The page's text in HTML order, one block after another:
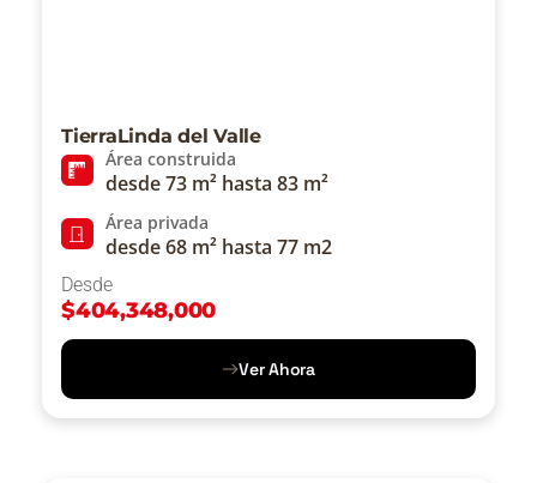
TierraLinda del Valle
Área construida
desde 73 m² hasta 83 m²
Área privada
desde 68 m² hasta 77 m2
Desde
$404,348,000
Ver Ahora